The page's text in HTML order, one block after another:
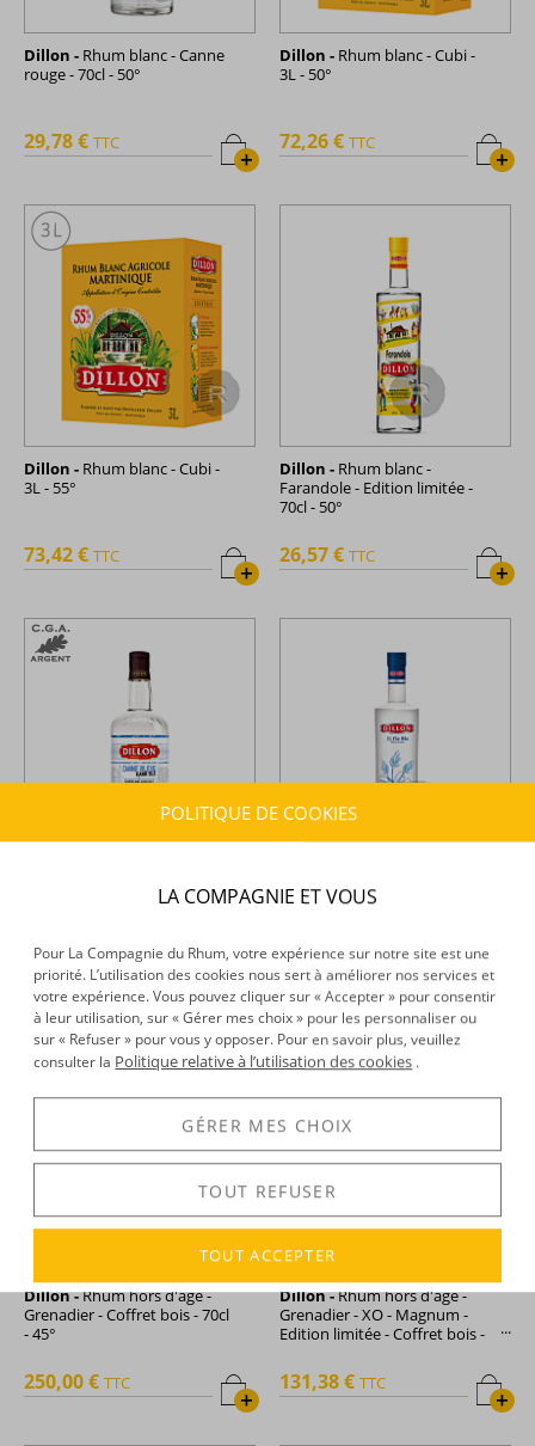
Dillon - Rhum blanc - Canne
rouge - 70cl - 50°
+
29,78 € TTC
Dillon - Rhum blanc - Cubi -
3L - 50°
+
72,26 € TTC
Dillon - Rhum blanc - Cubi -
3L - 55°
+
73,42 € TTC
Dillon - Rhum blanc -
Farandole - Edition limitée -
70cl - 50°
+
26,57 € TTC
Blé - Canne bleue - 70cl- 50°
+
31,81 €TTC
Blé - Édition limitée - 70cl - 50°
28,87 €TTC
Dillon -Rhum hors d'âge -
Grenadier - Coffret bois - 70cl
- 45°
+
250,00 € TTC
Dillon -Rhum hors d'âge -
Grenadier - XO - Magnum -
Edition limitée - Coffret bois -
+
131,38 € TTC
POLITIQUE DE COOKIES
LA COMPAGNIE ET VOUS
Pour La Compagnie du Rhum, votre expérience sur notre site est une
priorité. L’utilisation des cookies nous sert à améliorer nos services et
votre expérience. Vous pouvez cliquer sur « Accepter » pour consentir
à leur utilisation, sur « Gérer mes choix » pour les personnaliser ou
sur « Refuser » pour vous y opposer. Pour en savoir plus, veuillez
consulter la Politique relative à l’utilisation des cookies .
GÉRER MES CHOIX
TOUT REFUSER
TOUT ACCEPTER